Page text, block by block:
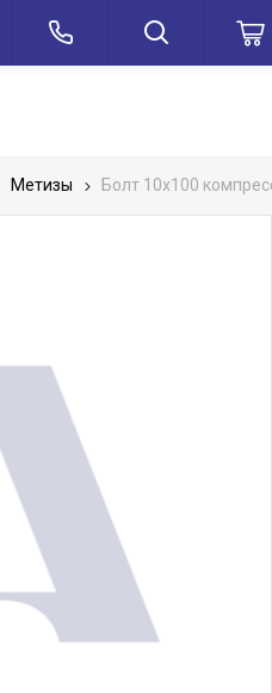
Метизы Болт 10х100